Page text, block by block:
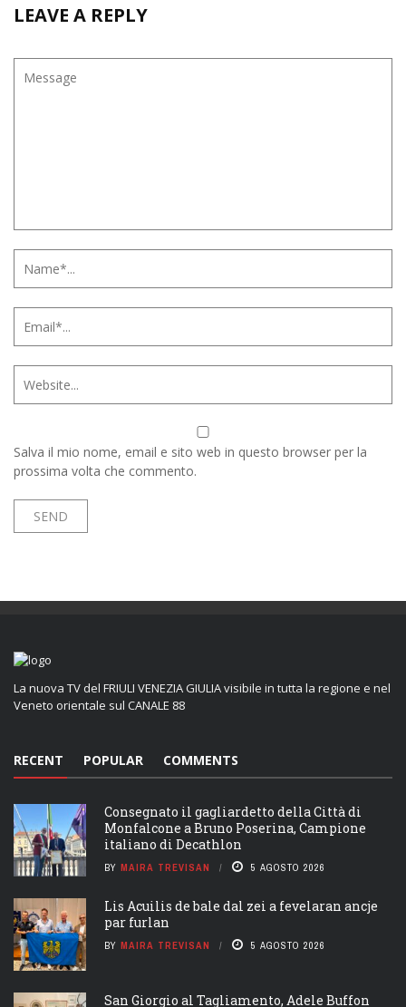
LEAVE A REPLY
Salva il mio nome, email e sito web in questo browser per la
prossima volta che commento.
La nuova TV del FRIULI VENEZIA GIULIA visibile in tutta la regione e nel
Veneto orientale sul CANALE 88
RECENT POPULAR COMMENTS
Consegnato il gagliardetto della Città di
Monfalcone a Bruno Poserina, Campione
italiano di Decathlon
BY MAIRA TREVISAN 5 AGOSTO 2026
Lis Acuilis de bale dal zei a fevelaran ancje
par furlan
BY MAIRA TREVISAN 5 AGOSTO 2026
San Giorgio al Tagliamento, Adele Buffon